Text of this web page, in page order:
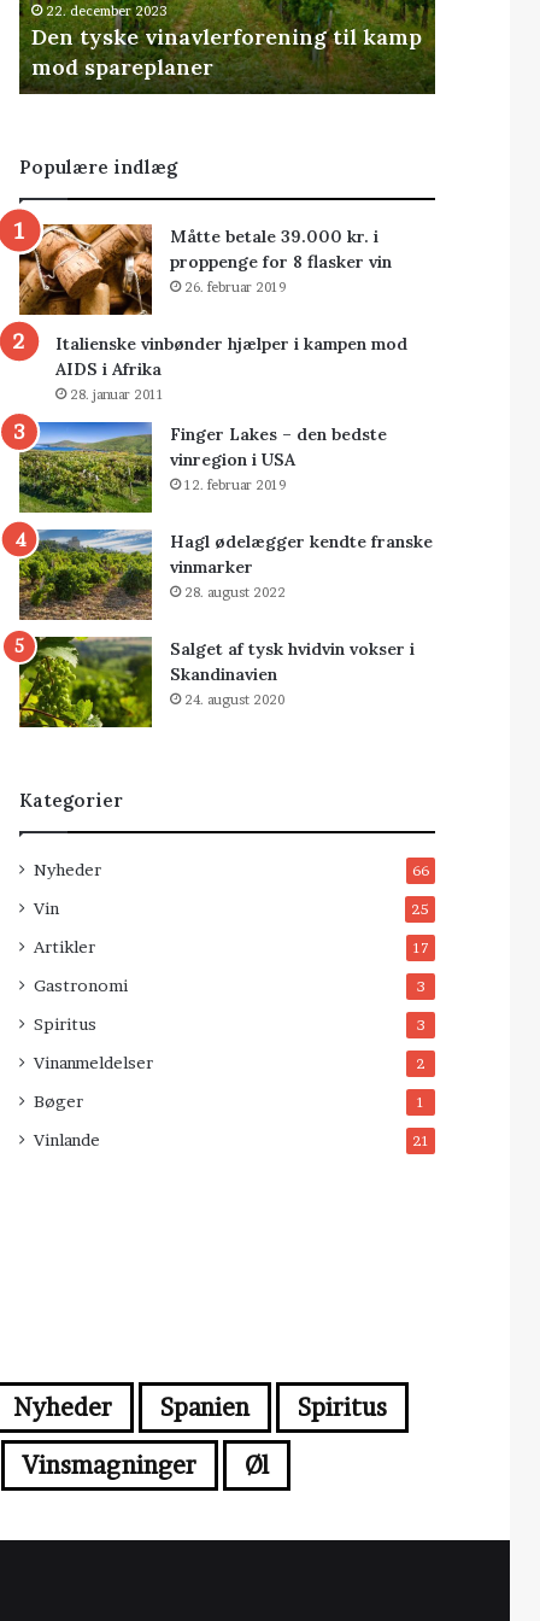
22. december 2023
Den tyske vinavlerforening til kamp
mod spareplaner
Populære indlæg
Måtte betale 39.000 kr. i
proppenge for 8 flasker vin
26. februar 2019
Italienske vinbønder hjælper i kampen mod
AIDS i Afrika
28. januar 2011
Finger Lakes – den bedste
vinregion i USA
12. februar 2019
Hagl ødelægger kendte franske
vinmarker
28. august 2022
Salget af tysk hvidvin vokser i
Skandinavien
24. august 2020
Kategorier
Nyheder 66
Vin 25
Artikler 17
Gastronomi 3
Spiritus 3
Vinanmeldelser 2
Bøger 1
Vinlande 21
Nyheder Spanien
Spiritus
Vinsmagninger Øl